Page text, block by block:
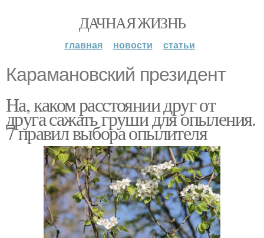
ДАЧНАЯ ЖИЗНЬ
главная новости статьи
Карамановский президент
На, каком расстоянии друг от
друга сажать груши для опыления.
7 правил выбора опылителя